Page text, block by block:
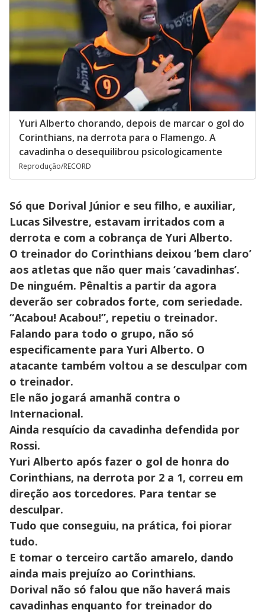
Yuri Alberto chorando, depois de marcar o gol do
Corinthians, na derrota para o Flamengo. A
cavadinha o desequilibrou psicologicamente
Reprodução/RECORD
Só que Dorival Júnior e seu filho, e auxiliar,
Lucas Silvestre, estavam irritados com a
derrota e com a cobrança de Yuri Alberto.
O treinador do Corinthians deixou ‘bem claro’
aos atletas que não quer mais ‘cavadinhas’.
De ninguém. Pênaltis a partir da agora
deverão ser cobrados forte, com seriedade.
“Acabou! Acabou!”, repetiu o treinador.
Falando para todo o grupo, não só
especificamente para Yuri Alberto. O
atacante também voltou a se desculpar com
o treinador.
Ele não jogará amanhã contra o
Internacional.
Ainda resquício da cavadinha defendida por
Rossi.
Yuri Alberto após fazer o gol de honra do
Corinthians, na derrota por 2 a 1, correu em
direção aos torcedores. Para tentar se
desculpar.
Tudo que conseguiu, na prática, foi piorar
tudo.
E tomar o terceiro cartão amarelo, dando
ainda mais prejuízo ao Corinthians.
Dorival não só falou que não haverá mais
cavadinhas enquanto for treinador do